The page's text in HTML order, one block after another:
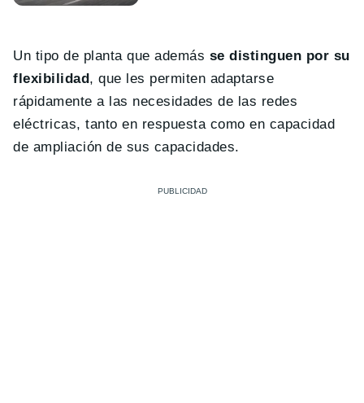
Un tipo de planta que además se distinguen por su
flexibilidad , que les permiten adaptarse
rápidamente a las necesidades de las redes
eléctricas, tanto en respuesta como en capacidad
de ampliación de sus capacidades.